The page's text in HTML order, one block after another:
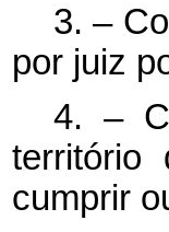
3. –
por juiz
4. –
território
cumprir